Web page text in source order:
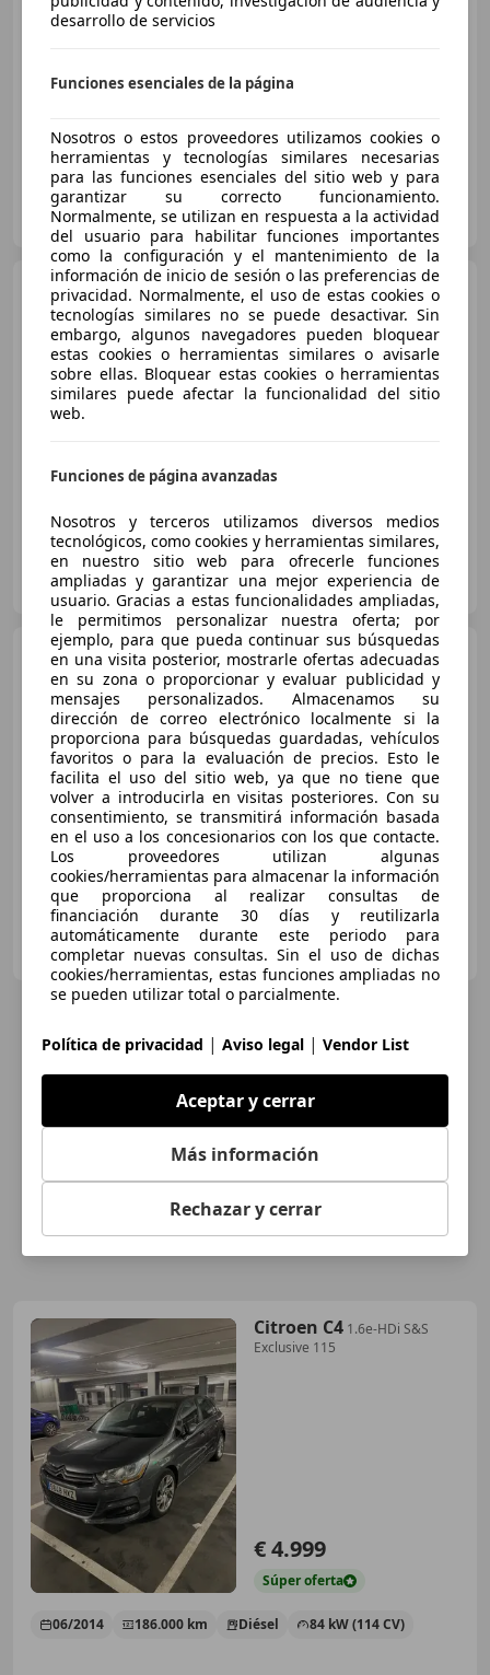
€ 4.490
Diésel
Particular
ES-15009 A Coruña
Citroen C4Sedán 1.6HDI
Collection
€ 5.290
Particular
ES-08840 sant boi
Citroen C41.6HDI Exclusive
110
€ 2.900
Súper oferta
05/2007 106.000 km Diésel 80 kW (109 CV)
Particular
ES-21891 Chucena
Citroen C4 1.6e-HDi S&S
Exclusive 115
€ 4.999
Súperoferta
06/2014 186.000 km Diésel 84 kW (114 CV)
desarrollo de servicios
Funciones esenciales de la página
Nosotros o estos proveedores utilizamos cookies o
herramientas y tecnologías similares necesarias
para las funciones esenciales del sitio web y para
garantizar su correcto funcionamiento.
Normalmente, se utilizan en respuesta a la actividad
del usuario para habilitar funciones importantes
como la configuración y el mantenimiento de la
información de inicio de sesión o las preferencias de
privacidad. Normalmente, el uso de estas cookies o
tecnologías similares no se puede desactivar. Sin
embargo, algunos navegadores pueden bloquear
estas cookies o herramientas similares o avisarle
sobre ellas. Bloquear estas cookies o herramientas
similares puede afectar la funcionalidad del sitio
web.
Funciones de página avanzadas
Nosotros y terceros utilizamos diversos medios
tecnológicos, como cookies y herramientas similares,
en nuestro sitio web para ofrecerle funciones
ampliadas y garantizar una mejor experiencia de
usuario. Gracias a estas funcionalidades ampliadas,
le permitimos personalizar nuestra oferta; por
ejemplo, para que pueda continuar sus búsquedas
en una visita posterior, mostrarle ofertas adecuadas
en su zona o proporcionar y evaluar publicidad y
mensajes personalizados. Almacenamos su
dirección de correo electrónico localmente si la
proporciona para búsquedas guardadas, vehículos
favoritos o para la evaluación de precios. Esto le
facilita el uso del sitio web, ya que no tiene que
volver a introducirla en visitas posteriores. Con su
consentimiento, se transmitirá información basada
en el uso a los concesionarios con los que contacte.
Los proveedores utilizan algunas
cookies/herramientas para almacenar la información
que proporciona al realizar consultas de
financiación durante 30 días y reutilizarla
automáticamente durante este periodo para
completar nuevas consultas. Sin el uso de dichas
cookies/herramientas, estas funciones ampliadas no
se pueden utilizar total o parcialmente.
Política de privacidad | Aviso legal | Vendor List
Aceptar y cerrar
Más información
Rechazar y cerrar